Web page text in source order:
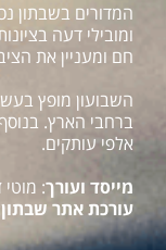
המדורים בשבתון
ומובילי דעה
חם ומעניין את
ברחבי הארץ.
אלפי עותקים.
מייסד ועורך: מוטי
עורכת אתר שבתון